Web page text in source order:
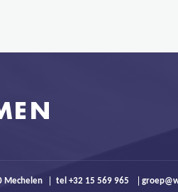
Mechelen tel +32 15 569 965